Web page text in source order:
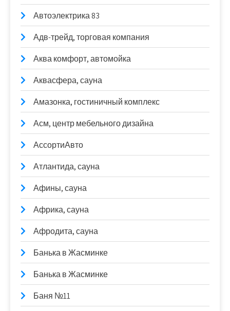
Автоэлектрика 83
Адв-трейд, торговая компания
Аква комфорт, автомойка
Аквасфера, сауна
Амазонка, гостиничный комплекс
Асм, центр мебельного дизайна
АссортиАвто
Атлантида, сауна
Афины, сауна
Африка, сауна
Афродита, сауна
Банька в Жасминке
Банька в Жасминке
Баня №11